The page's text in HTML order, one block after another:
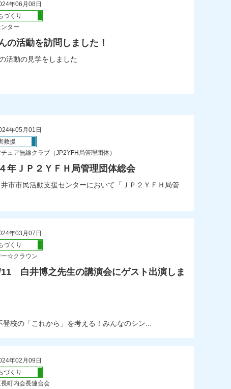
年06月08日
づくり
ター
の活動を訪問しました！
活動の見学をしました
年05月01日
救援
ュア無線クラブ（JP2YFH局管理団体）
年ＪＰ２ＹＦＨ局管理団体総会
市市民活動支援センターにおいて「ＪＰ２ＹＦＨ局管
年03月07日
づくり
ー☆クラウン
白井博之先生の講演会にゲスト出演しま
の「これから」を考える！みんなのシン...
年02月09日
づくり
町内会長連合会